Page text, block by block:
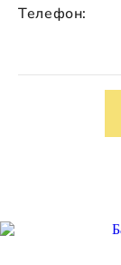
Телефон: